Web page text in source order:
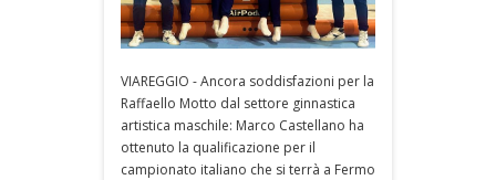
VIAREGGIO - Ancora soddisfazioni per la
Raffaello Motto dal settore ginnastica
artistica maschile: Marco Castellano ha
ottenuto la qualificazione per il
campionato italiano che si terrà a Fermo